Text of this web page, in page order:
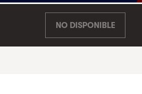
NO DISPONIBLE